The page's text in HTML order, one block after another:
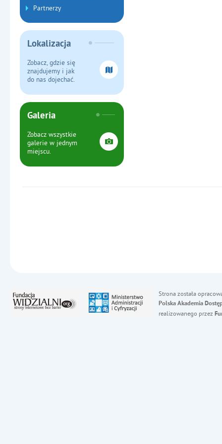
Partnerzy
Lokalizacja
Zobacz, gdzie się
znajdujemy i jak
do nas dojechać.
Galeria
Zobacz wszystkie
galerie w jednym
miejscu.
Strona została
Polska Akademia
realizowanego przez